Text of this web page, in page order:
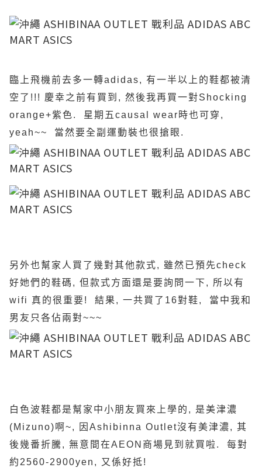
臨上飛機前去多一轉adidas, 有一半以上的鞋都被清
空了!!! 慶幸之前有買到, 然後我再買一對Shocking
orange+紫色. 星期五causal wear時也可穿,
yeah~~ 當然要全副運動裝也很搶眼.
另外也幫家人買了幾對其他款式, 雖然已預先check
好她們的鞋碼, 但款式方面還是要詢問一下, 所以有
wifi 真的很重要! 結果, 一共買了16對鞋, 當中我和
男友只各佔兩對~~~
白色波鞋都是幫家中小朋友買來上學的, 是美津濃
(Mizuno)啊~, 因Ashibinna Outlet沒有美津濃, 其
後幾番折騰, 無意間在AEON商場見到就買啦. 每對
約2560-2900yen, 又係好抵!